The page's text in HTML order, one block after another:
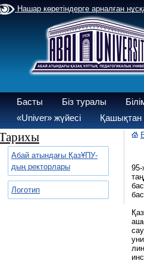
Нашар көретіндерге арналған
Басты Біз туралы
«Univer» жүйесі
Қашықтан
Абай атындағы ҚазҰПУ-
дың ректорлары
Логотип